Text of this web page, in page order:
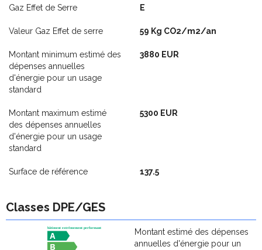
Gaz Effet de Serre E
Valeur Gaz Effet de serre 59 Kg CO2/m2/an
Montant minimum estimé des
dépenses annuelles
d'énergie pour un usage
standard
3880 EUR
Montant maximum estimé
des dépenses annuelles
d'énergie pour un usage
standard
5300 EUR
Surface de référence 137.5
Classes DPE/GES
Montant estimé des dépenses
annuelles d'énergie pour un